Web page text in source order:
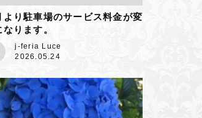
より駐車場のサービス料金が変
ります。
j-feria Luce
2026.05.24